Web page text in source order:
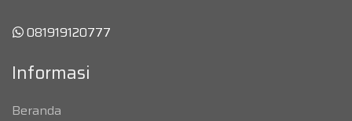
081919120777
Informasi
Beranda